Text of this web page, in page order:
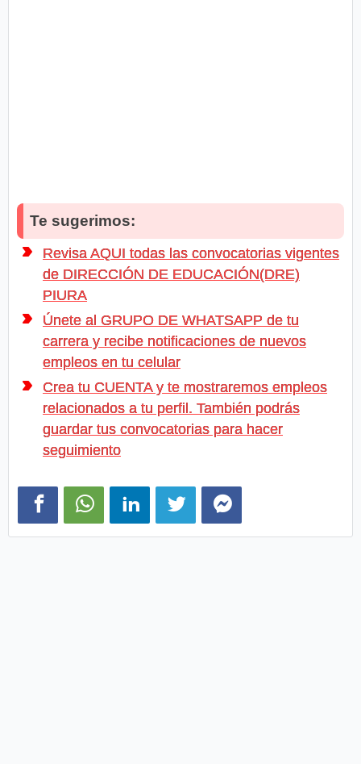
Te sugerimos:
Revisa AQUI todas las convocatorias vigentes
de DIRECCIÓN DE EDUCACIÓN(DRE)
PIURA
Únete al GRUPO DE WHATSAPP de tu
carrera y recibe notificaciones de nuevos
empleos en tu celular
Crea tu CUENTA y te mostraremos empleos
relacionados a tu perfil. También podrás
guardar tus convocatorias para hacer
seguimiento